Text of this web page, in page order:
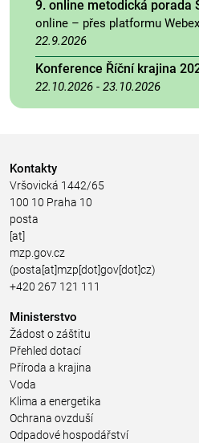
9. online metodická porada
online – přes platformu Webex
22.9.2026
Konference Říční krajina
22.10.2026 - 23.10.2026
Kontakty
Vršovická 1442/65
100 10 Praha 10
posta
[at]
mzp.gov.cz
(posta[at]mzp[dot]gov[dot]cz)
+420 267 121 111
Ministerstvo
Žádost o záštitu
Přehled dotací
Příroda a krajina
Voda
Klima a energetika
Ochrana ovzduší
Odpadové hospodářství